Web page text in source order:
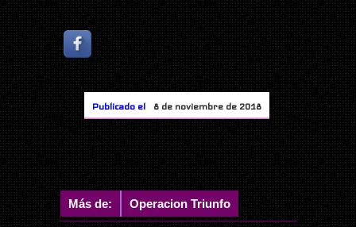
Publicado el 8 de noviembre de 2018
Más de: Operacion Triunfo